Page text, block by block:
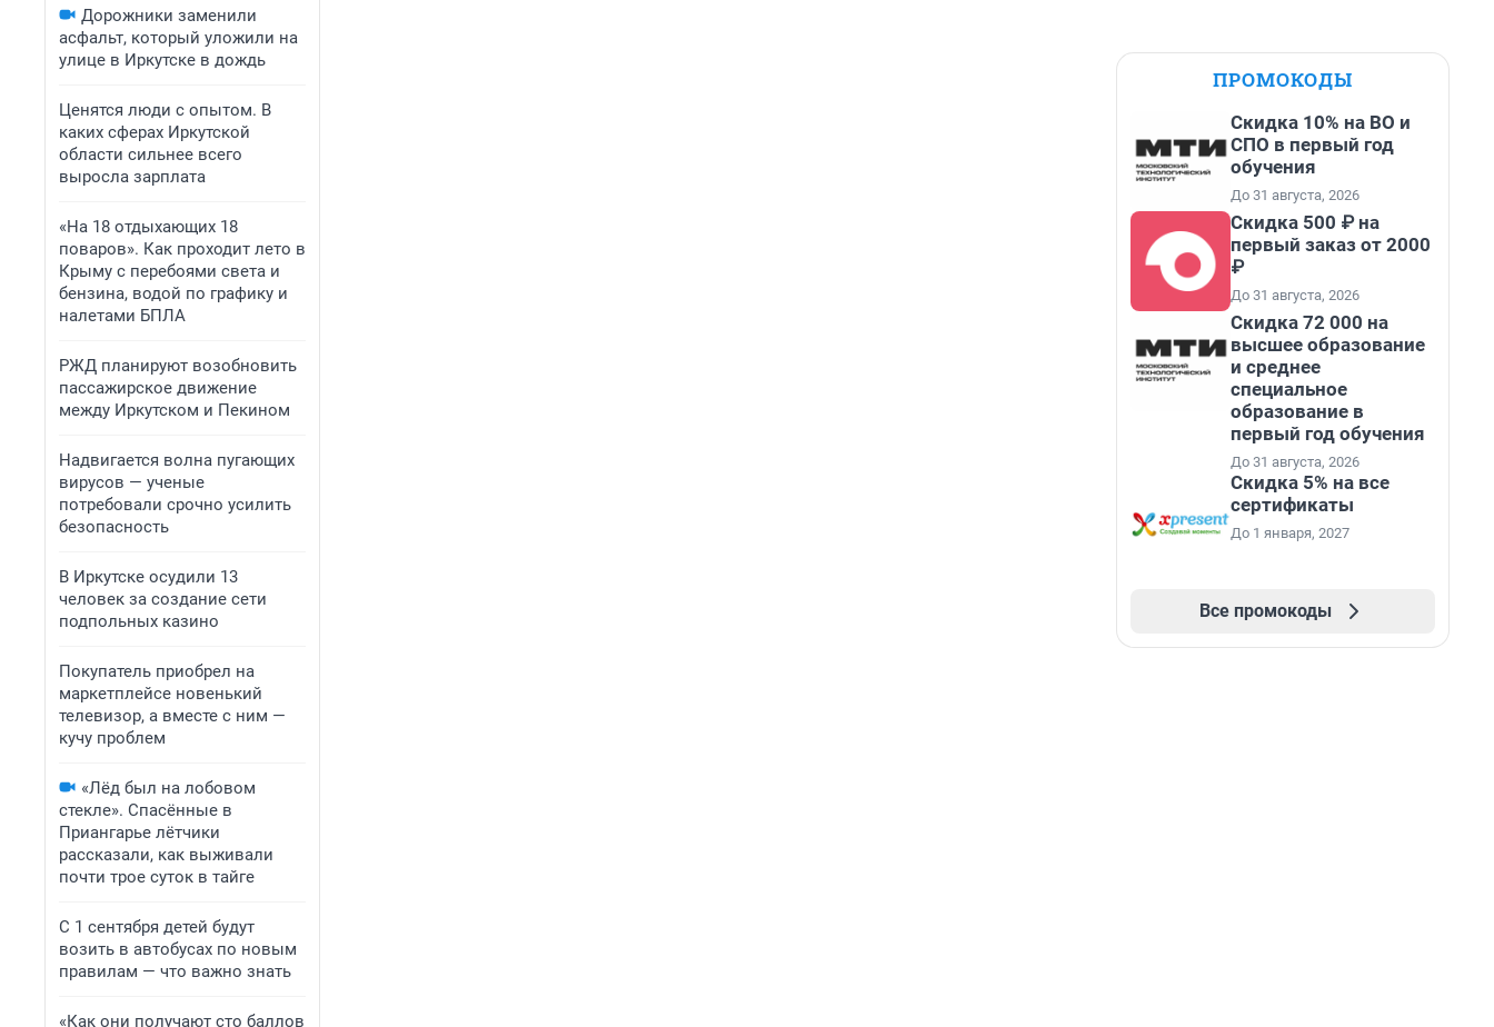
Дорожники заменили
асфальт, который уложили на
улице в Иркутске в дождь
Ценятся люди с опытом. В
каких сферах Иркутской
области сильнее всего
выросла зарплата
«На 18 отдыхающих 18
поваров». Как проходит лето в
Крыму с перебоями света и
бензина, водой по графику и
налетами БПЛА
РЖД планируют возобновить
пассажирское движение
между Иркутском и Пекином
Надвигается волна пугающих
вирусов — ученые
потребовали срочно усилить
безопасность
В Иркутске осудили 13
человек за создание сети
подпольных казино
Покупатель приобрел на
маркетплейсе новенький
телевизор, а вместе с ним —
кучу проблем
«Лёд был на лобовом
стекле». Спасённые в
Приангарье лётчики
рассказали, как выживали
почти трое суток в тайге
С 1 сентября детей будут
возить в автобусах по новым
правилам — что важно знать
«Как они получают сто баллов
ПРОМОКОДЫ
Скидка 10% на ВО и
СПО в первый год
обучения
До 31 августа, 2026
Скидка 500 ₽ на
первый заказ от 2000
₽
До 31 августа, 2026
Скидка 72 000 на
высшее образование
и среднее
специальное
образование в
первый год обучения
До 31 августа, 2026
Скидка 5% на все
сертификаты
До 1 января, 2027
Все промокоды